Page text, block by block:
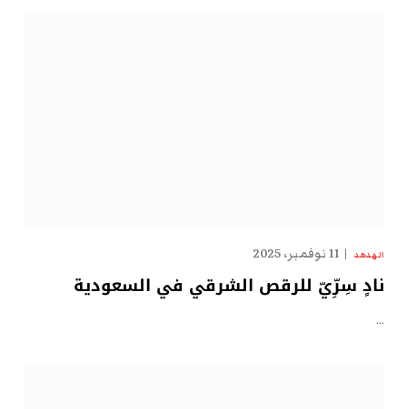
الهدهد 11 نوفمبر، 2025
نادٍ سِرِّيّ للرقص الشرقي في السعودية
…